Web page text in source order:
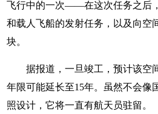
飞行中的一次——在这次任务之后
和载人飞船的发射任务，以及向空
块。
据报道，一旦竣工，预计该
年限可能延长至15年。虽然不会像
照设计，它将一直有航天员驻留。